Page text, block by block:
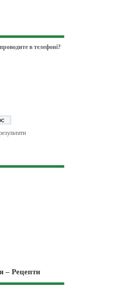
в телефоні?
– Рецепти